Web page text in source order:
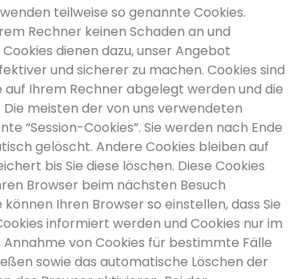
teilweise so genannte Cookies.
Rechner keinen Schaden an und
dienen dazu, unser Angebot
und sicherer zu machen. Cookies sind
auf Ihrem Rechner abgelegt werden und die
meisten der von uns verwendeten
“Session-Cookies”. Sie werden nach Ende
gelöscht. Andere Cookies bleiben auf
bis Sie diese löschen. Diese Cookies
Browser beim nächsten Besuch
Ihren Browser so einstellen, dass Sie
informiert werden und Cookies nur im
Annahme von Cookies für bestimmte Fälle
sowie das automatische Löschen der